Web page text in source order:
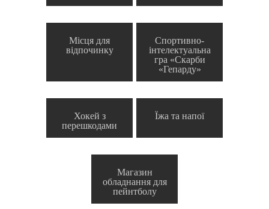
Місця для
відпочинку
Спортивно-
інтелектуальна
гра «Скарби
«Гепарду»
Хокей з
перешкодами
Їжа та напої
Магазин
обладнання для
пейнтболу